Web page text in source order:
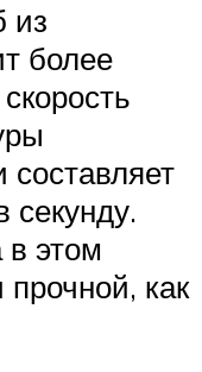
из
более
секунду.
этом
как